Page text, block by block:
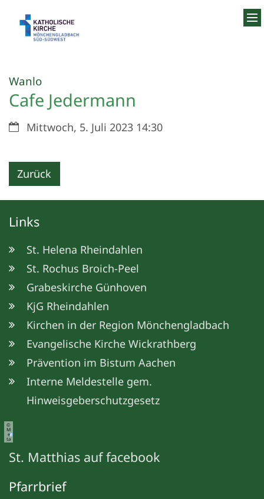
Wanlo:
Cafe Jedermann
Datum:Mittwoch, 5. Juli 2023 14:30
Zurück
Links
St. Helena Rheindahlen
St. Rochus Broich-Peel
Grabeskirche Günhoven
KjG Rheindahlen
Kirchen in der Region Mönchengladbach
Evangelische Kirche Wickrathberg
Prävention im Bistum Aachen
Interne Meldestelle gem.
Hinweisgeberschutzgesetz
©
M
e
ta
St. Matthias auf facebook
Pfarrbrief